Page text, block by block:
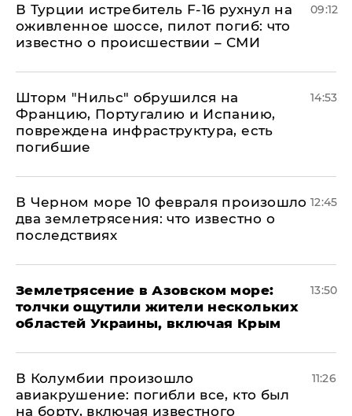
В Турции истребитель F-16 рухнул на
оживленное шоссе, пилот погиб: что
известно о происшествии – СМИ
09:12
Шторм "Нильс" обрушился на
Францию, Португалию и Испанию,
повреждена инфраструктура, есть
погибшие
14:53
В Черном море 10 февраля произошло
два землетрясения: что известно о
последствиях
12:45
Землетрясение в Азовском море:
толчки ощутили жители нескольких
областей Украины, включая Крым
13:50
В Колумбии произошло
авиакрушение: погибли все, кто был
на борту, включая известного
11:26